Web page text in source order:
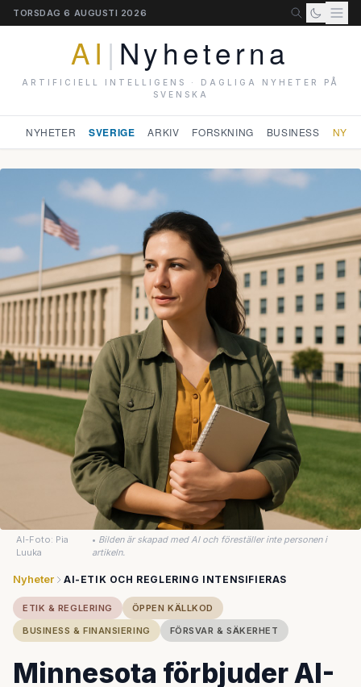
TORSDAG 6 AUGUSTI 2026
AI | Nyheterna
ARTIFICIELL INTELLIGENS · DAGLIGA NYHETER PÅ
SVENSKA
NYHETER SVERIGE ARKIV FORSKNING BUSINESS
AI-Foto: Pia
Luuka
• Bilden är skapad med AI och föreställer inte personen i
artikeln.
Nyheter AI-ETIK OCH REGLERING INTENSIFIERAS
ETIK & REGLERING
ÖPPEN KÄLLKOD
BUSINESS & FINANSIERING
FÖRSVAR & SÄKERHET
Minnesota förbjuder AI-